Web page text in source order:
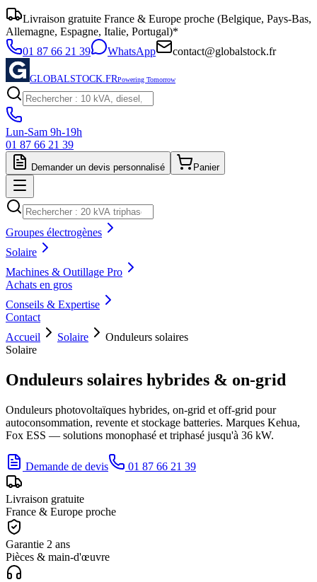
Livraison gratuite France & Europe proche (Belgique, Pays-Bas,
Allemagne, Espagne, Italie, Portugal)*
01 87 66 21 39
WhatsApp contact@globalstock.fr
GLOBALSTOCK.FRPowering Tomorrow
Lun-Sam 9h-19h
01 87 66 21 39
Demander un devis personnalisé Panier
Groupes électrogènes
Solaire
Machines & Outillage Pro
Achats en gros
Conseils & Expertise
Contact
Accueil
Solaire
Onduleurs solaires
Solaire
Onduleurs solaires hybrides & on-grid
Onduleurs photovoltaïques hybrides, on-grid et off-grid pour
autoconsommation, revente et stockage batteries. Marques Kehua,
Fox ESS — solutions monophasé et triphasé jusqu'à 36 kW.
Demande de devis 01 87 66 21 39
Livraison gratuite
France & Europe proche
Garantie 2 ans
Pièces & main-d'œuvre